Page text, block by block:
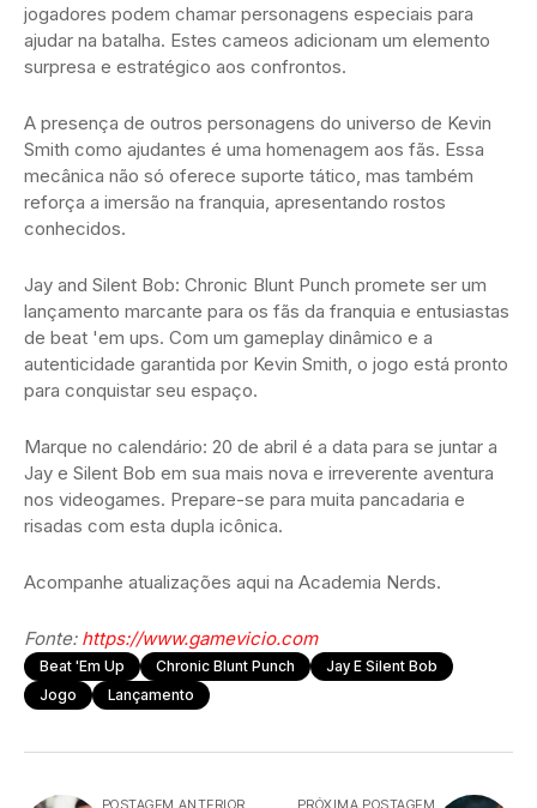
jogadores podem chamar personagens especiais para
ajudar na batalha. Estes cameos adicionam um elemento
surpresa e estratégico aos confrontos.
A presença de outros personagens do universo de Kevin
Smith como ajudantes é uma homenagem aos fãs. Essa
mecânica não só oferece suporte tático, mas também
reforça a imersão na franquia, apresentando rostos
conhecidos.
Jay and Silent Bob: Chronic Blunt Punch promete ser um
lançamento marcante para os fãs da franquia e entusiastas
de beat 'em ups. Com um gameplay dinâmico e a
autenticidade garantida por Kevin Smith, o jogo está pronto
para conquistar seu espaço.
Marque no calendário: 20 de abril é a data para se juntar a
Jay e Silent Bob em sua mais nova e irreverente aventura
nos videogames. Prepare-se para muita pancadaria e
risadas com esta dupla icônica.
Acompanhe atualizações aqui na Academia Nerds.
Fonte: https://www.gamevicio.com
Beat 'em Up Chronic Blunt Punch
Jay E Silent Bob
Jogo
Lançamento
POSTAGEM ANTERIOR PRÓXIMA POSTAGEM